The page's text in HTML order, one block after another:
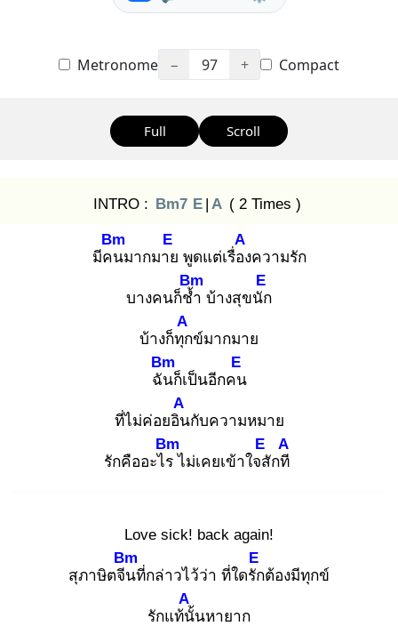
Metronome − 97 + Compact
Full Scroll
INTRO : Bm7 E | A ( 2 Times )
มีคน
Bm
มากมาย
E
พูดแต่เรื่อง
A
ความรัก
บางคนก็ช้ำ
Bm
บ้างสุขนัก
E
บ้างก็ทุก
A
ข์มากมาย
ฉัน
Bm
ก็เป็นอีกคน
E
ที่ไม่ค่อยอิน
A
กับความหมาย
รักคืออะไร
Bm
ไม่เคยเข้าใจสั
E
กที
A
Love sick! back again!
สุภาษิตจีน
Bm
ที่กล่าวไว้ว่า ที่ใดรัก
E
ต้องมีทุกข์
รักแท้นั้
A
นหายาก